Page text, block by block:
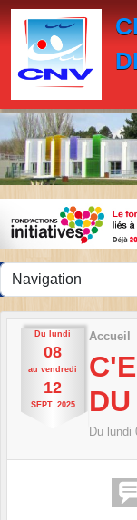
Du lundi
08
au vendredi
12
SEPT. 2025
Accueil
Du lundi
Panneau de gestion